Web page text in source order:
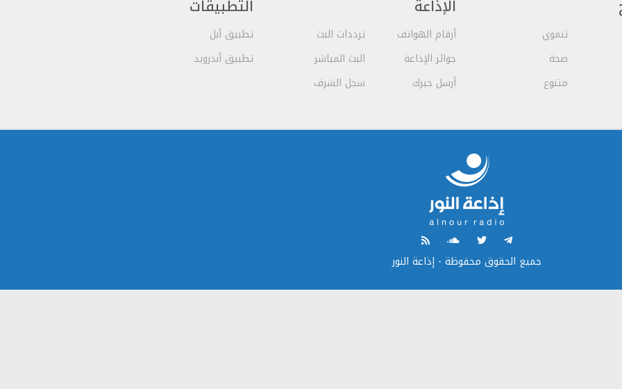
تنموي
صحة
متنوع
الإذاعة
أرقام الهواتف
جوائز الإذاعة
أرسل خبرك
ترددات البث
البث المباشر
سجل الشرف
التطبيقات
تطبيق أبل
تطبيق أندرويد
جميع الحقوق محفوظة - إذاعة النور